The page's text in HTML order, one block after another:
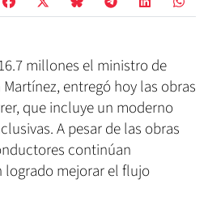
millones el ministro de
entregó hoy las obras
que incluye un moderno
A pesar de las obras
continúan
logrado mejorar el flujo